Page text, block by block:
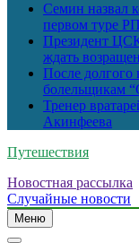
Семин назвал
первом туре
Президент
ждать
После долгого
болельщикам
Тренер
Акинфеева
Путешествия
Новостная рассылка
Случайные новости
Меню